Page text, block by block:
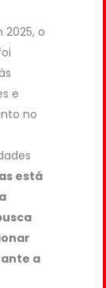
2025, o
e
no
está
a